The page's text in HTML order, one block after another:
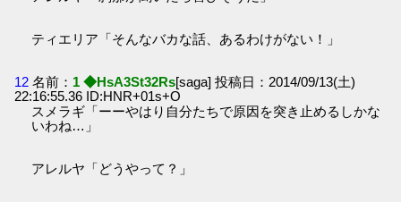
ティエリア「そんなバカな話、あるわけがない！」
12 名前： 1 ◆HsA3St32Rs[saga] 投稿日：2014/09/13(土)
22:16:55.36 ID:HNR+01s+O
スメラギ「ーーやはり自分たちで原因を突き止めるしかな
いわね…」
アレルヤ「どうやって？」